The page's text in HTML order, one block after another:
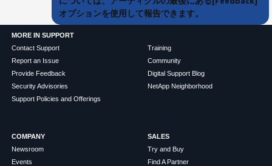
オプションを使用して報告できます。
MORE IN SUPPORT
Contact Support
Report an Issue
Provide Feedback
Security Advisories
Support Policies and Offerings
Training
Community
Digital Support Blog
NetApp Neighborhood
COMPANY
Newsroom
Events
SALES
Try and Buy
Find A Partner